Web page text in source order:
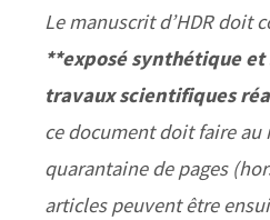
Le manuscrit d’HDR doit
**exposé synthétique
travaux scientifiques
ce document doit faire
quarantaine de pages
articles peuvent être